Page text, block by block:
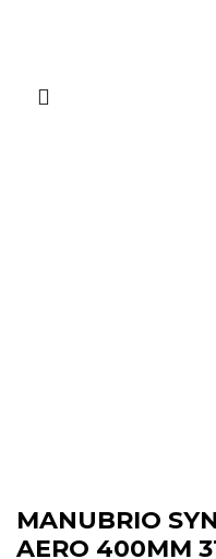
MANUBRIO
AERO 400MM